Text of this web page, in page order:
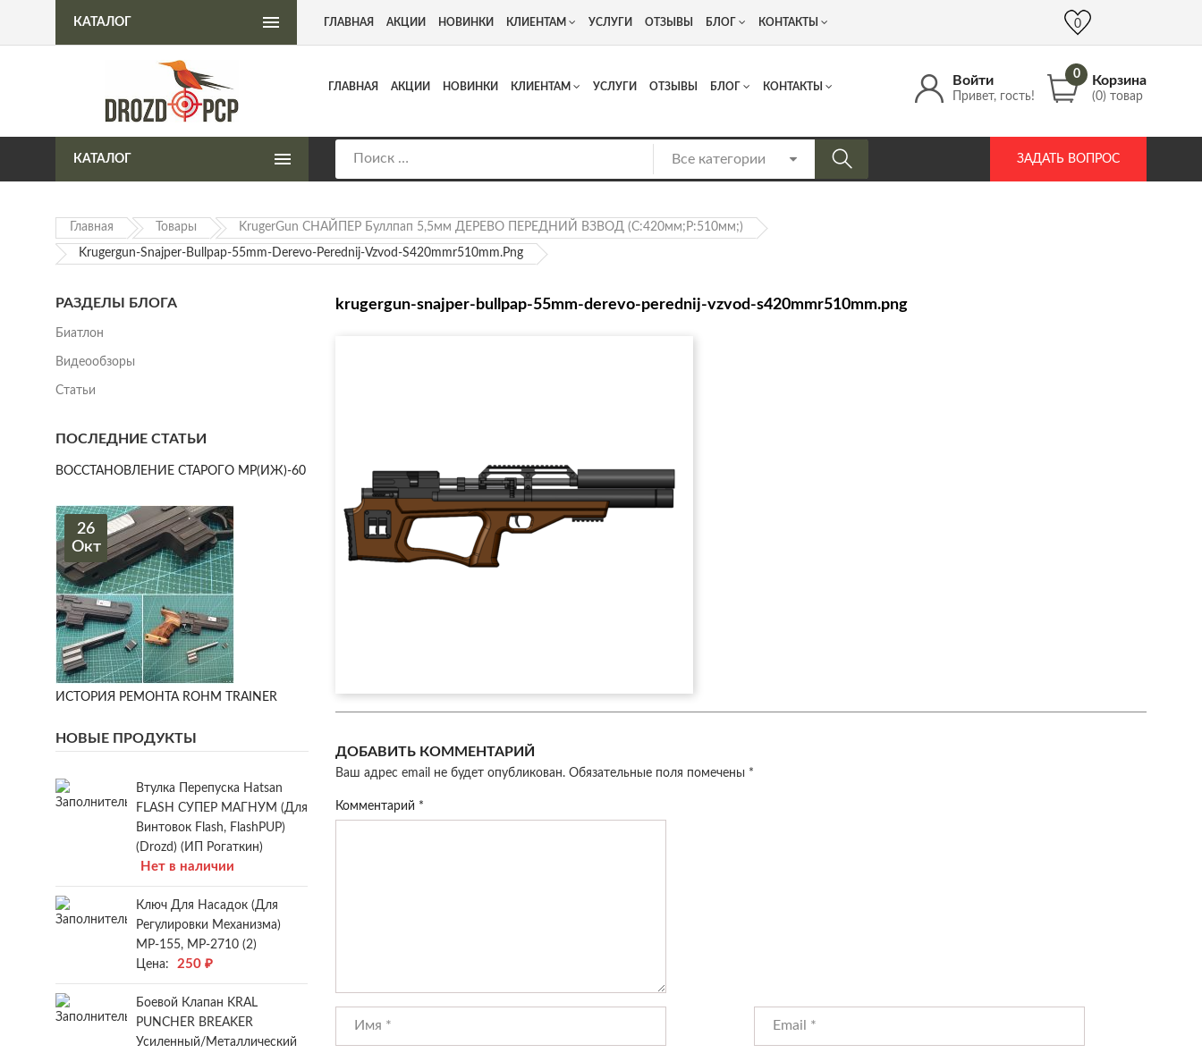
Интернет-магазин пневматического оружия Адрес: г. Москва, Люберцы, Котельнический проезд 13 +7 (917) 537 17 16 info@DrozdPcp.ru
Войти
Привет, гость!
0 Корзина
(0) товар
ГЛАВНАЯ АКЦИИ НОВИНКИ КЛИЕНТАМ УСЛУГИ ОТЗЫВЫ БЛОГ КОНТАКТЫ
КАТАЛОГ ЗАДАТЬ ВОПРОС
КАТАЛОГ ГЛАВНАЯ АКЦИИ НОВИНКИ КЛИЕНТАМ УСЛУГИ ОТЗЫВЫ БЛОГ КОНТАКТЫ 0
Главная Товары KrugerGun СНАЙПЕР Буллпап 5,5мм ДЕРЕВО ПЕРЕДНИЙ ВЗВОД (С:420мм;Р:510мм;)
Krugergun-Snajper-Bullpap-55mm-Derevo-Perednij-Vzvod-S420mmr510mm.png
krugergun-snajper-bullpap-55mm-derevo-perednij-vzvod-s420mmr510mm.png
ДОБАВИТЬ КОММЕНТАРИЙ
Ваш адрес email не будет опубликован. Обязательные поля помечены *
Комментарий *
РАЗДЕЛЫ БЛОГА
Биатлон
Видеообзоры
Статьи
ПОСЛЕДНИЕ СТАТЬИ
ВОССТАНОВЛЕНИЕ СТАРОГО МР(ИЖ)-60
26
Окт
ИСТОРИЯ РЕМОНТА ROHM TRAINER
НОВЫЕ ПРОДУКТЫ
Втулка Перепуска Hatsan
FLASH СУПЕР МАГНУМ (для
Винтовок Flash, FlashPUP)
(Drozd) (ИП Рогаткин)
Нет в наличии
Ключ Для Насадок (для
Регулировки Механизма)
МР-155, МР-2710 (2)
Цена:
250 ₽
Боевой Клапан KRAL
PUNCHER BREAKER
Усиленный/металлический